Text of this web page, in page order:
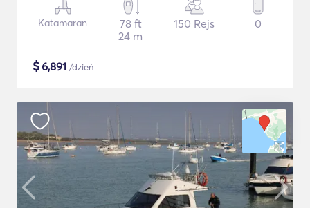
Katamaran
78 ft
24 m
150 Rejs 0
$6,891 /dzień